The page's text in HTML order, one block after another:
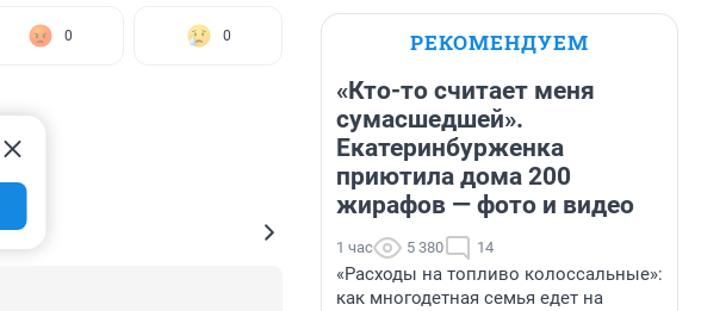
0 0 РЕКОМЕНДУЕМ
«Кто-то считает меня
сумасшедшей».
Екатеринбурженка
приютила дома 200
жирафов — фото и видео
1 час 5 380 14
«Расходы на топливо колоссальные»:
как многодетная семья едет на